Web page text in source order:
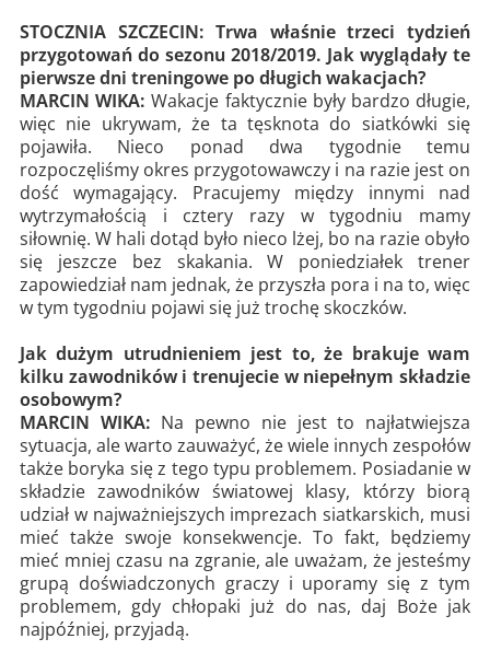
STOCZNIA SZCZECIN: Trwa właśnie trzeci tydzień
przygotowań do sezonu 2018/2019. Jak wyglądały te
pierwsze dni treningowe po długich wakacjach?
MARCIN WIKA: Wakacje faktycznie były bardzo długie,
więc nie ukrywam, że ta tęsknota do siatkówki się
pojawiła. Nieco ponad dwa tygodnie temu
rozpoczęliśmy okres przygotowawczy i na razie jest on
dość wymagający. Pracujemy między innymi nad
wytrzymałością i cztery razy w tygodniu mamy
siłownię. W hali dotąd było nieco lżej, bo na razie obyło
się jeszcze bez skakania. W poniedziałek trener
zapowiedział nam jednak, że przyszła pora i na to, więc
w tym tygodniu pojawi się już trochę skoczków.
Jak dużym utrudnieniem jest to, że brakuje wam
kilku zawodników i trenujecie w niepełnym składzie
osobowym?
MARCIN WIKA: Na pewno nie jest to najłatwiejsza
sytuacja, ale warto zauważyć, że wiele innych zespołów
także boryka się z tego typu problemem. Posiadanie w
składzie zawodników światowej klasy, którzy biorą
udział w najważniejszych imprezach siatkarskich, musi
mieć także swoje konsekwencje. To fakt, będziemy
mieć mniej czasu na zgranie, ale uważam, że jesteśmy
grupą doświadczonych graczy i uporamy się z tym
problemem, gdy chłopaki już do nas, daj Boże jak
najpóźniej, przyjadą.